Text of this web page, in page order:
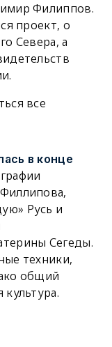
Филиппов.
проект, о
Севера, а
все
в конце
Русь и
Сегеды.
техники,
общий